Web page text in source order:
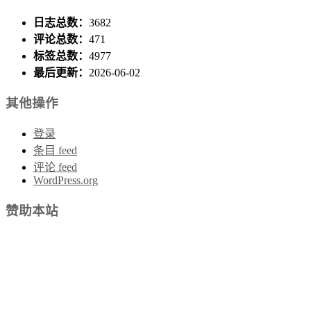
日志总数： 3682
评论总数： 471
标签总数： 4977
最后更新： 2026-06-02
其他操作
登录
条目 feed
评论 feed
WordPress.org
赞助本站